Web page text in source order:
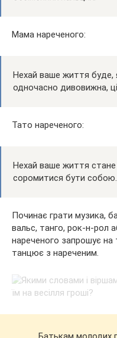
Мама нареченого:
Нехай ваше життя буде,
одночасно дивовижна,
Тато нареченого:
Нехай ваше життя
соромитися бути собою.
Починає грати музика,
вальс, танго, рок-н-рол
нареченого запрошує на
танцює з нареченим.